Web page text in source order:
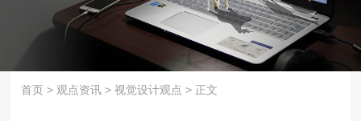
首页 > 观点资讯 >视觉设计观点 > 正文